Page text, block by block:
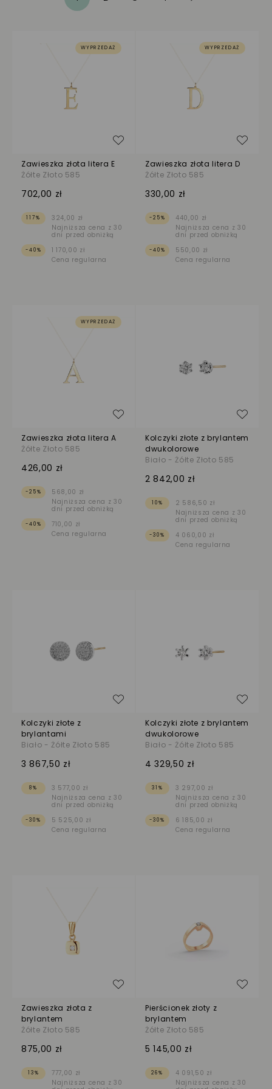
Strona
WYPRZEDAŻ
Zawieszka złota litera E
Żółte Złoto 585
702,00 zł
117%
324,00 zł
Najniższa cena z 30
dni przed obniżką
-40%
1 170,00 zł
Cena regularna
Dodaj do listy życzeń
WYPRZEDAŻ
Zawieszka złota litera D
Żółte Złoto 585
330,00 zł
-25%
440,00 zł
Najniższa cena z 30
dni przed obniżką
-40%
550,00 zł
Cena regularna
WYPRZEDAŻ
Zawieszka złota litera A
Żółte Złoto 585
426,00 zł
-25%
568,00 zł
Najniższa cena z 30
dni przed obniżką
-40%
710,00 zł
Cena regularna
Dodaj do listy życzeń
Kolczyki złote z brylantem
dwukolorowe
Biało - Żółte Złoto 585
2 842,00 zł
10%
2 586,50 zł
Najniższa cena z 30
dni przed obniżką
-30%
4 060,00 zł
Cena regularna
Kolczyki złote z
brylantami
Biało - Żółte Złoto 585
3 867,50 zł
8%
3 577,00 zł
Najniższa cena z 30
dni przed obniżką
-30%
5 525,00 zł
Cena regularna
Dodaj do listy życzeń
Kolczyki złote z brylantem
dwukolorowe
Biało - Żółte Złoto 585
4 329,50 zł
31%
3 297,00 zł
Najniższa cena z 30
dni przed obniżką
-30%
6 185,00 zł
Cena regularna
Zawieszka złota z
brylantem
Żółte Złoto 585
875,00 zł
13%
777,00 zł
Najniższa cena z 30
Dodaj do listy życzeń
Pierścionek złoty z
brylantem
Żółte Złoto 585
5 145,00 zł
26%
4 091,50 zł
Najniższa cena z 30